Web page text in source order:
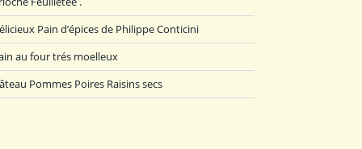
Pain d’épices de Philippe Conticini
au four trés moelleux
Pommes Poires Raisins secs